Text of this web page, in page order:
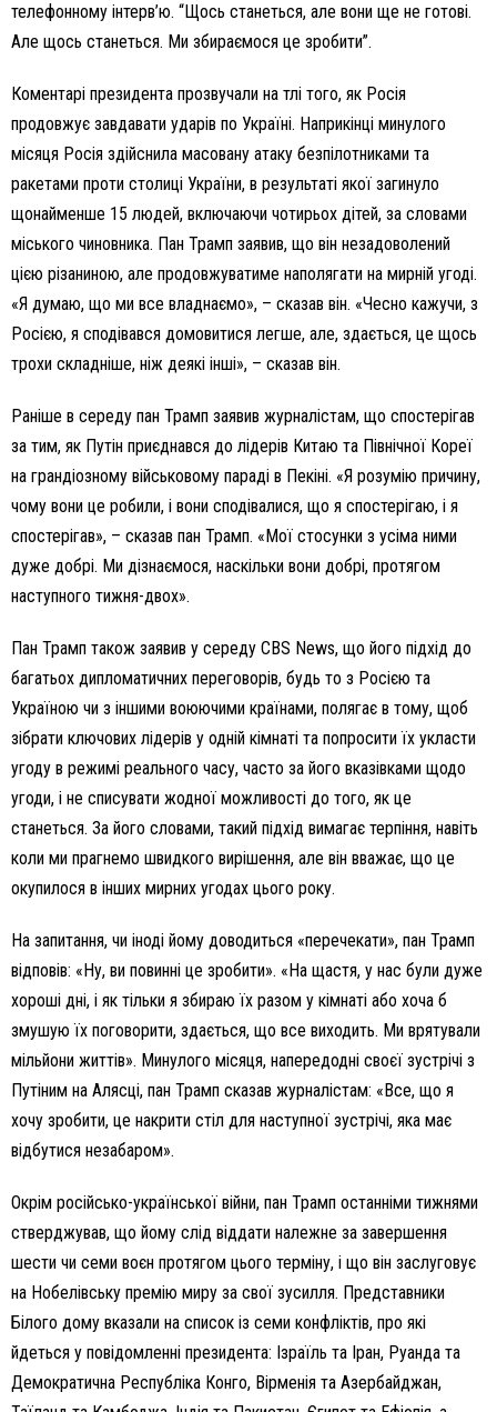
телефонному інтерв’ю. “Щось станеться, але вони ще не готові.
Але щось станеться. Ми збираємося це зробити”.
Коментарі президента прозвучали на тлі того, як Росія
продовжує завдавати ударів по Україні. Наприкінці минулого
місяця Росія здійснила масовану атаку безпілотниками та
ракетами проти столиці України, в результаті якої загинуло
щонайменше 15 людей, включаючи чотирьох дітей, за словами
міського чиновника. Пан Трамп заявив, що він незадоволений
цією різаниною, але продовжуватиме наполягати на мирній угоді.
«Я думаю, що ми все владнаємо», – сказав він. «Чесно кажучи, з
Росією, я сподівався домовитися легше, але, здається, це щось
трохи складніше, ніж деякі інші», – сказав він.
Раніше в середу пан Трамп заявив журналістам, що спостерігав
за тим, як Путін приєднався до лідерів Китаю та Північної Кореї
на грандіозному військовому параді в Пекіні. «Я розумію причину,
чому вони це робили, і вони сподівалися, що я спостерігаю, і я
спостерігав», – сказав пан Трамп. «Мої стосунки з усіма ними
дуже добрі. Ми дізнаємося, наскільки вони добрі, протягом
наступного тижня-двох».
Пан Трамп також заявив у середу CBS News, що його підхід до
багатьох дипломатичних переговорів, будь то з Росією та
Україною чи з іншими воюючими країнами, полягає в тому, щоб
зібрати ключових лідерів у одній кімнаті та попросити їх укласти
угоду в режимі реального часу, часто за його вказівками щодо
угоди, і не списувати жодної можливості до того, як це
станеться. За його словами, такий підхід вимагає терпіння, навіть
коли ми прагнемо швидкого вирішення, але він вважає, що це
окупилося в інших мирних угодах цього року.
На запитання, чи іноді йому доводиться «перечекати», пан Трамп
відповів: «Ну, ви повинні це зробити». «На щастя, у нас були дуже
хороші дні, і як тільки я збираю їх разом у кімнаті або хоча б
змушую їх поговорити, здається, що все виходить. Ми врятували
мільйони життів». Минулого місяця, напередодні своєї зустрічі з
Путіним на Алясці, пан Трамп сказав журналістам: «Все, що я
хочу зробити, це накрити стіл для наступної зустрічі, яка має
відбутися незабаром».
Окрім російсько-української війни, пан Трамп останніми тижнями
стверджував, що йому слід віддати належне за завершення
шести чи семи воєн протягом цього терміну, і що він заслуговує
на Нобелівську премію миру за свої зусилля. Представники
Білого дому вказали на список із семи конфліктів, про які
йдеться у повідомленні президента: Ізраїль та Іран, Руанда та
Демократична Республіка Конго, Вірменія та Азербайджан,